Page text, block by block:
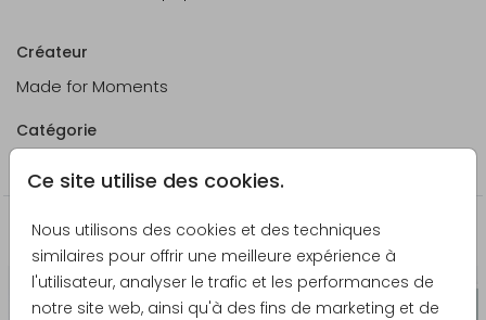
Ce site utilise des cookies.
Nous utilisons des cookies et des techniques
similaires pour offrir une meilleure expérience à
l'utilisateur, analyser le trafic et les performances de
notre site web, ainsi qu'à des fins de marketing et de
Créateur
Made for Moments
Catégorie
La papeterie assortie